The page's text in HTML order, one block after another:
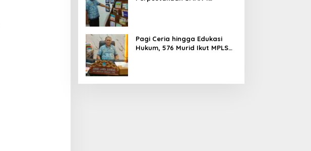
Pagi Ceria hingga Edukasi
Hukum, 576 Murid Ikut MPLS